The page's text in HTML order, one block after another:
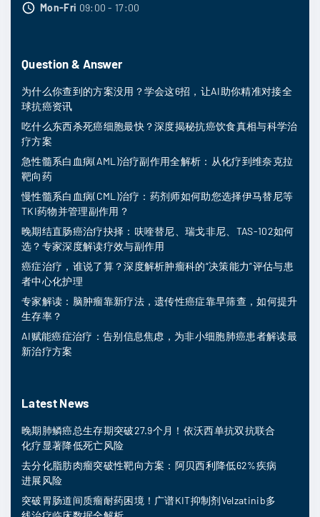
Mon-Fri 09:00 - 17:00
Question & Answer
为什么你查到的方案没用？学会这6招，让AI助你精准对接全
球抗癌资讯
吃什么东西杀死癌细胞最快？深度揭秘抗癌饮食真相与科学治
疗方案
急性髓系白血病(AML)治疗副作用全解析：从化疗到维奈克拉
靶向药
慢性髓系白血病(CML)治疗：药剂师如何助您选择伊马替尼等
TKI药物并管理副作用？
晚期结直肠癌治疗抉择：呋喹替尼、瑞戈非尼、TAS-102如何
选？专家深度解读疗效与副作用
癌症治疗，谁说了算？深度解析肿瘤科的“决策能力”评估与患
者中心化护理
专家解读：脑肿瘤靠新疗法，遗传性癌症靠早筛查，如何提升
生存率？
AI赋能癌症治疗：告别信息焦虑，为非小细胞肺癌患者解读最
新治疗方案
Latest News
晚期肺鳞癌总生存期突破27.9个月！依沃西单抗双抗联合
化疗显著降低死亡风险
去分化脂肪肉瘤突破性靶向方案：阿贝西利降低62%疾病
进展风险
突破胃肠道间质瘤耐药困境！广谱KIT抑制剂Velzatinib多